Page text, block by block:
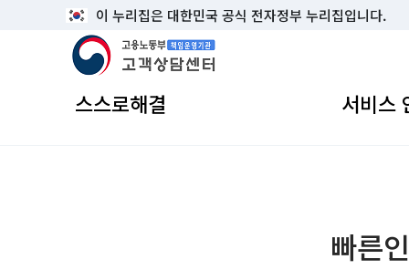
이 누리집은 대한민국 공식 전자정부 누리집입니다.
고용노동부 책임운영기관 고객상담센터
스스로해결 서비스
빠른